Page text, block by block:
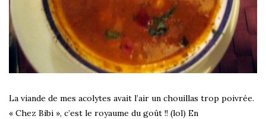
La viande de mes acolytes avait l’air un chouillas trop poivrée.
« Chez Bibi », c’est le royaume du goût !! (lol) En